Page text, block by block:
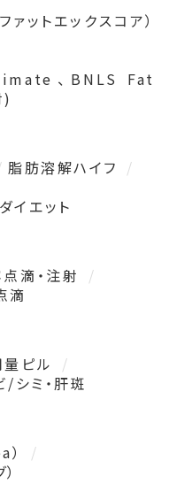
ットエックスコア）
、BNLS Fat
)
脂肪溶解ハイフ
イエット
滴・注射
滴
量ピル
シミ・肝斑